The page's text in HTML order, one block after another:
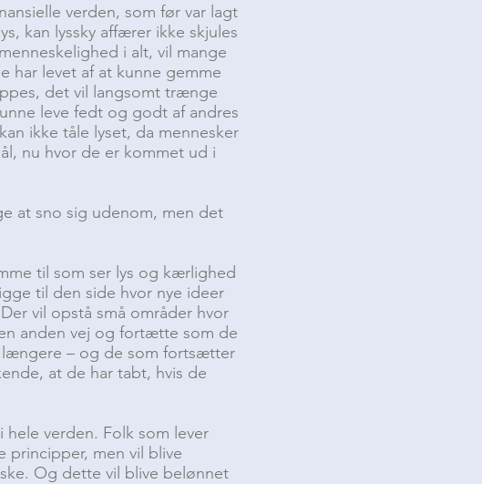
verden, som før var lagt
kan lyssky affærer ikke skjules
i alt, vil mange
har levet af at kunne gemme
det vil langsomt trænge
leve fedt og godt af andres
ikke tåle lyset, da mennesker
nu hvor de er kommet ud i
at sno sig udenom, men det
til som ser lys og kærlighed
til den side hvor nye ideer
vil opstå små områder hvor
anden vej og fortætte som de
– og de som fortsætter
at de har tabt, hvis de
verden. Folk som lever
principper, men vil blive
Og dette vil blive belønnet